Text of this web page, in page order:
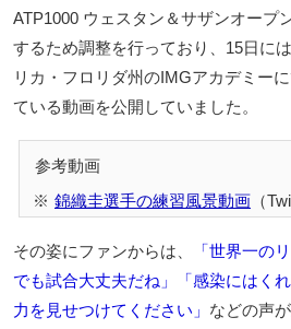
ATP1000 ウェスタン＆サザンオープ
するため調整を行っており、15日に
リカ・フロリダ州のIMGアカデミー
ている動画を公開していました。
錦織圭選手の練習風景動画 （
その姿にファンからは、
「世界一の
でも試合大丈夫だね」「感染にはく
力を見せつけてください」 などの声